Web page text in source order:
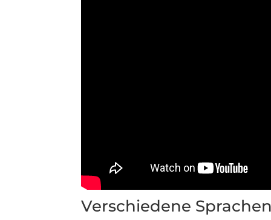
Verschiedene